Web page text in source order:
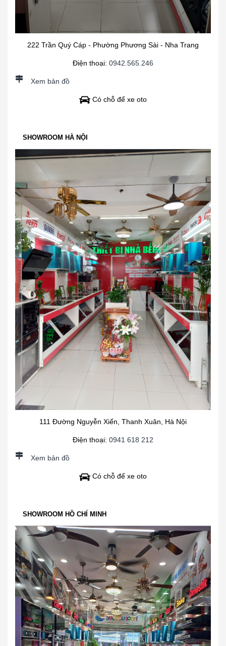
222 Trần Quý Cáp - Phường Phương Sài - Nha Trang
Điện thoại: 0942.565.246
Xem bản đồ
Có chỗ để xe oto
SHOWROOM HÀ NỘI
111 Đường Nguyễn Xiển, Thanh Xuân, Hà Nội
Điện thoại: 0941 618 212
Xem bản đồ
Có chỗ để xe oto
SHOWROOM HỒ CHÍ MINH